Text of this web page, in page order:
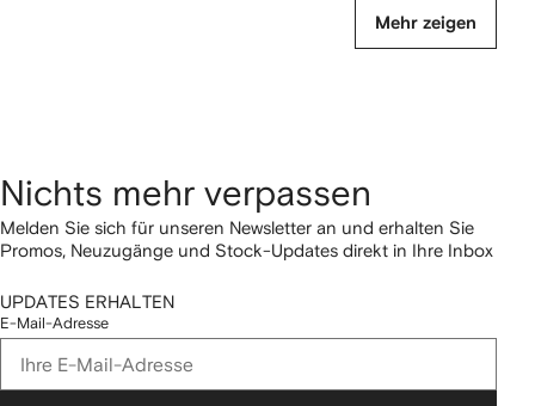
Mehr zeigen
Nichts mehr verpassen
Melden Sie sich für unseren Newsletter an und erhalten Sie
Promos, Neuzugänge und Stock-Updates direkt in Ihre Inbox
UPDATES ERHALTEN
E-Mail-Adresse